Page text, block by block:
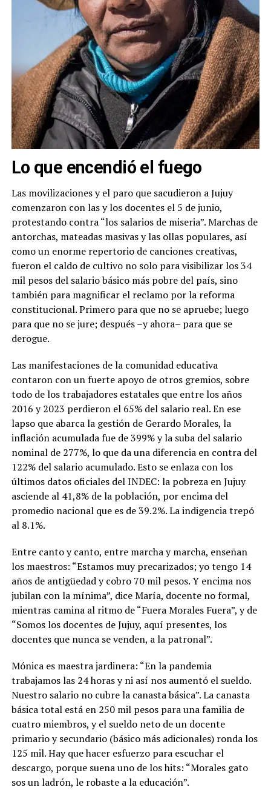
Lo que encendió el fuego
Las movilizaciones y el paro que sacudieron a Jujuy
comenzaron con las y los docentes el 5 de junio,
protestando contra “los salarios de miseria”. Marchas de
antorchas, mateadas masivas y las ollas populares, así
como un enorme repertorio de canciones creativas,
fueron el caldo de cultivo no solo para visibilizar los 34
mil pesos del salario básico más pobre del país, sino
también para magnificar el reclamo por la reforma
constitucional. Primero para que no se apruebe; luego
para que no se jure; después –y ahora– para que se
derogue.
Las manifestaciones de la comunidad educativa
contaron con un fuerte apoyo de otros gremios, sobre
todo de los trabajadores estatales que entre los años
2016 y 2023 perdieron el 65% del salario real. En ese
lapso que abarca la gestión de Gerardo Morales, la
inflación acumulada fue de 399% y la suba del salario
nominal de 277%, lo que da una diferencia en contra del
122% del salario acumulado. Esto se enlaza con los
últimos datos oficiales del INDEC: la pobreza en Jujuy
asciende al 41,8% de la población, por encima del
promedio nacional que es de 39.2%. La indigencia trepó
al 8.1%.
Entre canto y canto, entre marcha y marcha, enseñan
los maestros: “Estamos muy precarizados; yo tengo 14
años de antigüedad y cobro 70 mil pesos. Y encima nos
jubilan con la mínima”, dice María, docente no formal,
mientras camina al ritmo de “Fuera Morales Fuera”, y de
“Somos los docentes de Jujuy, aquí presentes, los
docentes que nunca se venden, a la patronal”.
Mónica es maestra jardinera: “En la pandemia
trabajamos las 24 horas y ni así nos aumentó el sueldo.
Nuestro salario no cubre la canasta básica”. La canasta
básica total está en 250 mil pesos para una familia de
cuatro miembros, y el sueldo neto de un docente
primario y secundario (básico más adicionales) ronda los
125 mil. Hay que hacer esfuerzo para escuchar el
descargo, porque suena uno de los hits: “Morales gato
sos un ladrón, le robaste a la educación”.